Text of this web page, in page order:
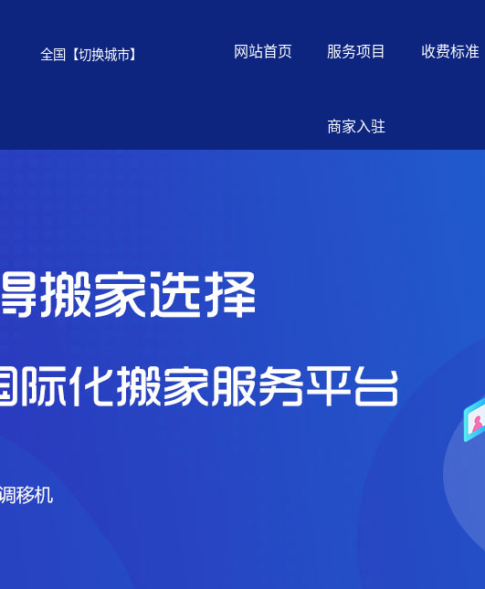
全国 【切换城市】 网站首页 服务项目 收费标准
商家入驻